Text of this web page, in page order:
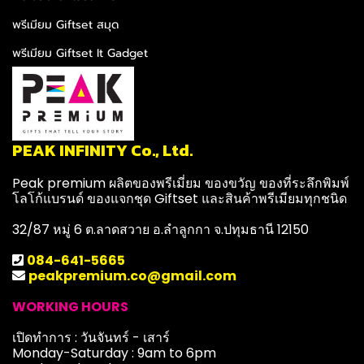
พรีเมียม Giftset สมุด
พรีเมียม Giftset It Gadget
PEAK INFINITY Co., Ltd.
Peak premium ผลิตของพรีเมี่ยม ของขวัญ ของที่ระลึกพิมพ์
โลโก้แบรนด์ ของแจกชุด Giftset และสินค้าพรีเมียมทุกชนิด
32/87 หมู่ 6 ต.ลาดสวาย อ.ลำลูกกา จ.ปทุมธานี 12150
084-641-5665
peakpremium.co@gmail.com
WORKING HOURS
เปิดทำการ : วันจันทร์ - เสาร์
Monday-Saturday : 9am to 6pm